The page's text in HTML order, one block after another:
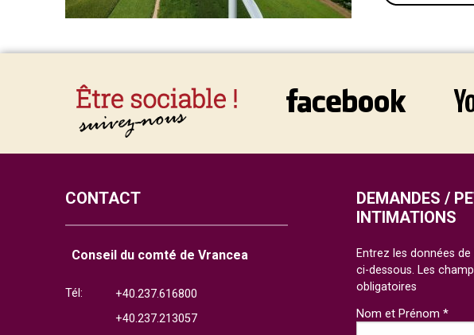
CONTACT
Conseil du comté de Vrancea
Tél:
+40.237.616800
+40.237.213057
DEMANDES /
INTIMATIONS
Entrez les données
ci-dessous. Les
obligatoires
Nom et Prénom *